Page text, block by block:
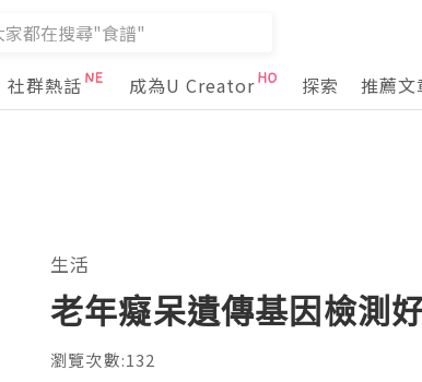
社群熱話 成為U Creator 探索 推薦文
生活
老年癡呆遺傳基因檢測
瀏覽次數:132